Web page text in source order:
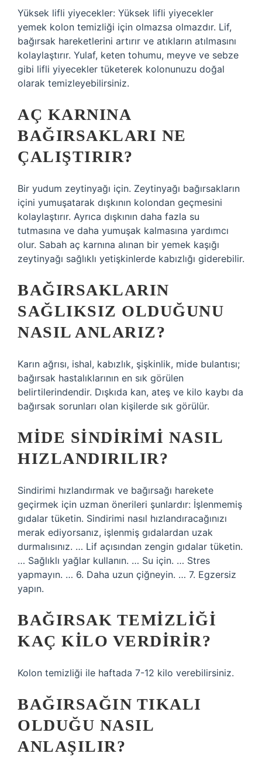
Yüksek lifli yiyecekler: Yüksek lifli yiyecekler
yemek kolon temizliği için olmazsa olmazdır. Lif,
bağırsak hareketlerini artırır ve atıkların atılmasını
kolaylaştırır. Yulaf, keten tohumu, meyve ve sebze
gibi lifli yiyecekler tüketerek kolonunuzu doğal
olarak temizleyebilirsiniz.
AÇ KARNINA
BAĞIRSAKLARI NE
ÇALIŞTIRIR?
Bir yudum zeytinyağı için. Zeytinyağı bağırsakların
içini yumuşatarak dışkının kolondan geçmesini
kolaylaştırır. Ayrıca dışkının daha fazla su
tutmasına ve daha yumuşak kalmasına yardımcı
olur. Sabah aç karnına alınan bir yemek kaşığı
zeytinyağı sağlıklı yetişkinlerde kabızlığı giderebilir.
BAĞIRSAKLARIN
SAĞLIKSIZ OLDUĞUNU
NASIL ANLARIZ?
Karın ağrısı, ishal, kabızlık, şişkinlik, mide bulantısı;
bağırsak hastalıklarının en sık görülen
belirtilerindendir. Dışkıda kan, ateş ve kilo kaybı da
bağırsak sorunları olan kişilerde sık görülür.
MIDE SINDIRIMI NASIL
HIZLANDIRILIR?
Sindirimi hızlandırmak ve bağırsağı harekete
geçirmek için uzman önerileri şunlardır: İşlenmemiş
gıdalar tüketin. Sindirimi nasıl hızlandıracağınızı
merak ediyorsanız, işlenmiş gıdalardan uzak
durmalısınız. … Lif açısından zengin gıdalar tüketin.
… Sağlıklı yağlar kullanın. … Su için. … Stres
yapmayın. … 6. Daha uzun çiğneyin. … 7. Egzersiz
yapın.
BAĞIRSAK TEMIZLIĞI
KAÇ KILO VERDIRIR?
Kolon temizliği ile haftada 7-12 kilo verebilirsiniz.
BAĞIRSAĞIN TIKALI
OLDUĞU NASIL
ANLAŞILIR?